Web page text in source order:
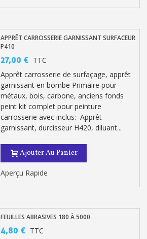
APPRÊT CARROSSERIE GARNISSANT SURFACEUR
P410
27,00 € TTC
Apprêt carrosserie de surfaçage, apprêt
garnissant en bombe Primaire pour
métaux, bois, carbone, anciens fonds
peint kit complet pour peinture
carrosserie avec inclus: Apprêt
garnissant, durcisseur H420, diluant...
Ajouter Au Panier
Aperçu Rapide
FEUILLES ABRASIVES 180 À 5000
4,80 € TTC